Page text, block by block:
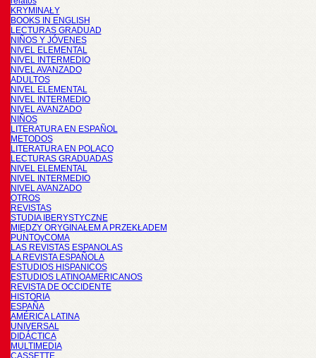
KRYMINAŁY
BOOKS IN ENGLISH
LECTURAS GRADUAD
NIÑOS Y JÓVENES
NIVEL ELEMENTAL
NIVEL INTERMEDIO
NIVEL AVANZADO
ADULTOS
NIVEL ELEMENTAL
NIVEL INTERMEDIO
NIVEL AVANZADO
NIÑOS
LITERATURA EN ESPAÑOL
METODOS
LITERATURA EN POLACO
LECTURAS GRADUADAS
NIVEL ELEMENTAL
NIVEL INTERMEDIO
NIVEL AVANZADO
OTROS
REVISTAS
STUDIA IBERYSTYCZNE
MIĘDZY ORYGINAŁEM A PRZEKŁADEM
PUNTOyCOMA
LAS REVISTAS ESPANOLAS
LA REVISTA ESPAÑOLA
ESTUDIOS HISPANICOS
ESTUDIOS LATINOAMERICANOS
REVISTA DE OCCIDENTE
HISTORIA
ESPAÑA
AMÉRICA LATINA
UNIVERSAL
DIDÁCTICA
MULTIMEDIA
CASSETTE